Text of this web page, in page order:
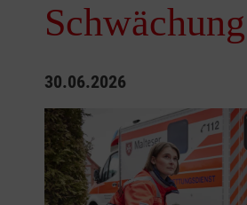
30.06.2026